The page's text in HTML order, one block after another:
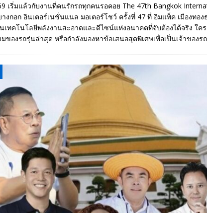
เริ่มแล้วกับงานที่คนรักรถทุกคนรอคอย The 47th Bangkok
างกอก อินเตอร์เนชั่นแนล มอเตอร์โชว์ ครั้งที่ 47 ที่ อิมแพ็ค เมืองทอ
เทคโนโลยีพลังงานสะอาดและดีไซน์แห่งอนาคตที่จับต้องได้จริง ใค
มของรถรุ่นล่าสุด หรือกำลังมองหาข้อเสนอสุดพิเศษเพื่อเป็นเจ้าของร